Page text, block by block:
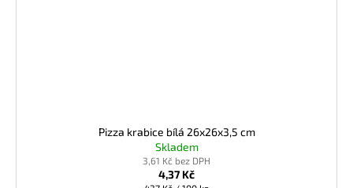
Pizza krabice bílá 26x26x3,5 cm
Skladem
3,61 Kč bez DPH
4,37 Kč